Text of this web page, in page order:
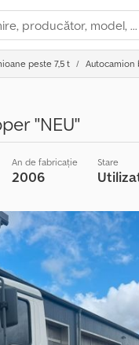
peste 7,5 t Autocamion
"NEU"
An de fabricație
2006
Stare